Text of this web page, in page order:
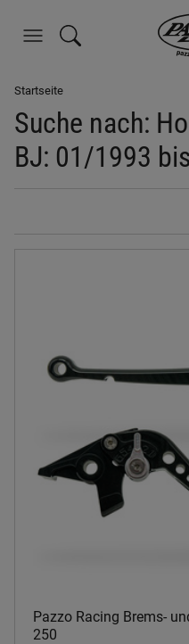
Startseite
Suche nach:
BJ: 01/1993
Pazzo Racing Brems-
250